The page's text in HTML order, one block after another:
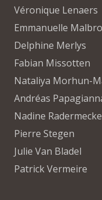
Véronique Lenaers
Emmanuelle
Delphine Merlys
Fabian Missotten
Nataliya Morhun-
Andréas
Nadine
Pierre Stegen
Julie Van Bladel
Patrick Vermeire